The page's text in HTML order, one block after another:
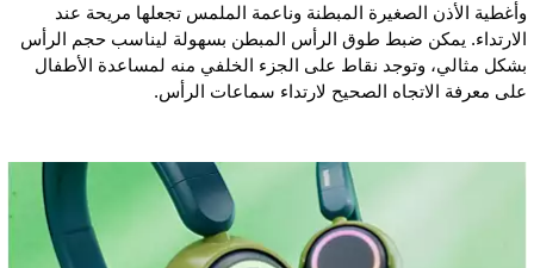
وأغطية الأذن الصغيرة المبطنة وناعمة الملمس تجعلها مريحة عند
الارتداء. يمكن ضبط طوق الرأس المبطن بسهولة ليناسب حجم الرأس
بشكل مثالي، وتوجد نقاط على الجزء الخلفي منه لمساعدة الأطفال
على معرفة الاتجاه الصحيح لارتداء سماعات الرأس.